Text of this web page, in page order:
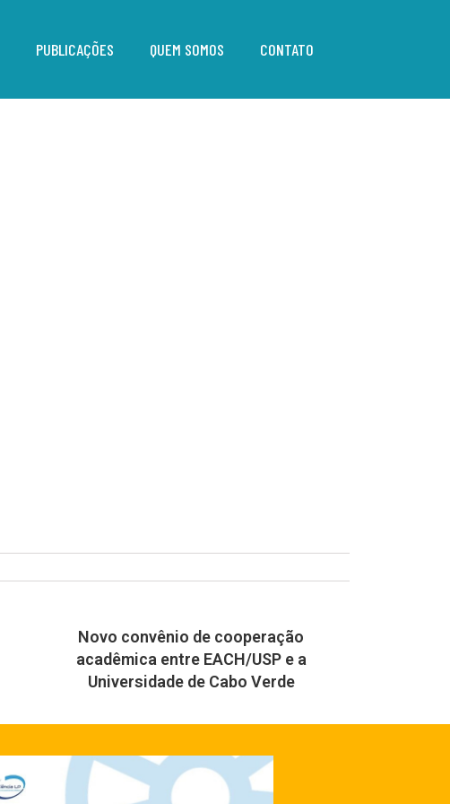
PUBLICAÇÕES QUEM SOMOS CONTATO
Novo convênio de cooperação
acadêmica entre EACH/USP e a
Universidade de Cabo Verde